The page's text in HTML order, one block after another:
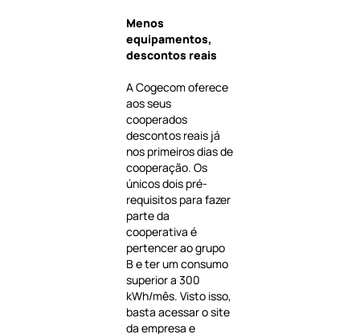
Menos
equipamentos,
descontos reais
A Cogecom oferece
aos seus
cooperados
descontos reais já
nos primeiros dias de
cooperação. Os
únicos dois pré-
requisitos para fazer
parte da
cooperativa é
pertencer ao grupo
B e ter um consumo
superior a 300
kWh/mês. Visto isso,
basta acessar o site
da empresa e